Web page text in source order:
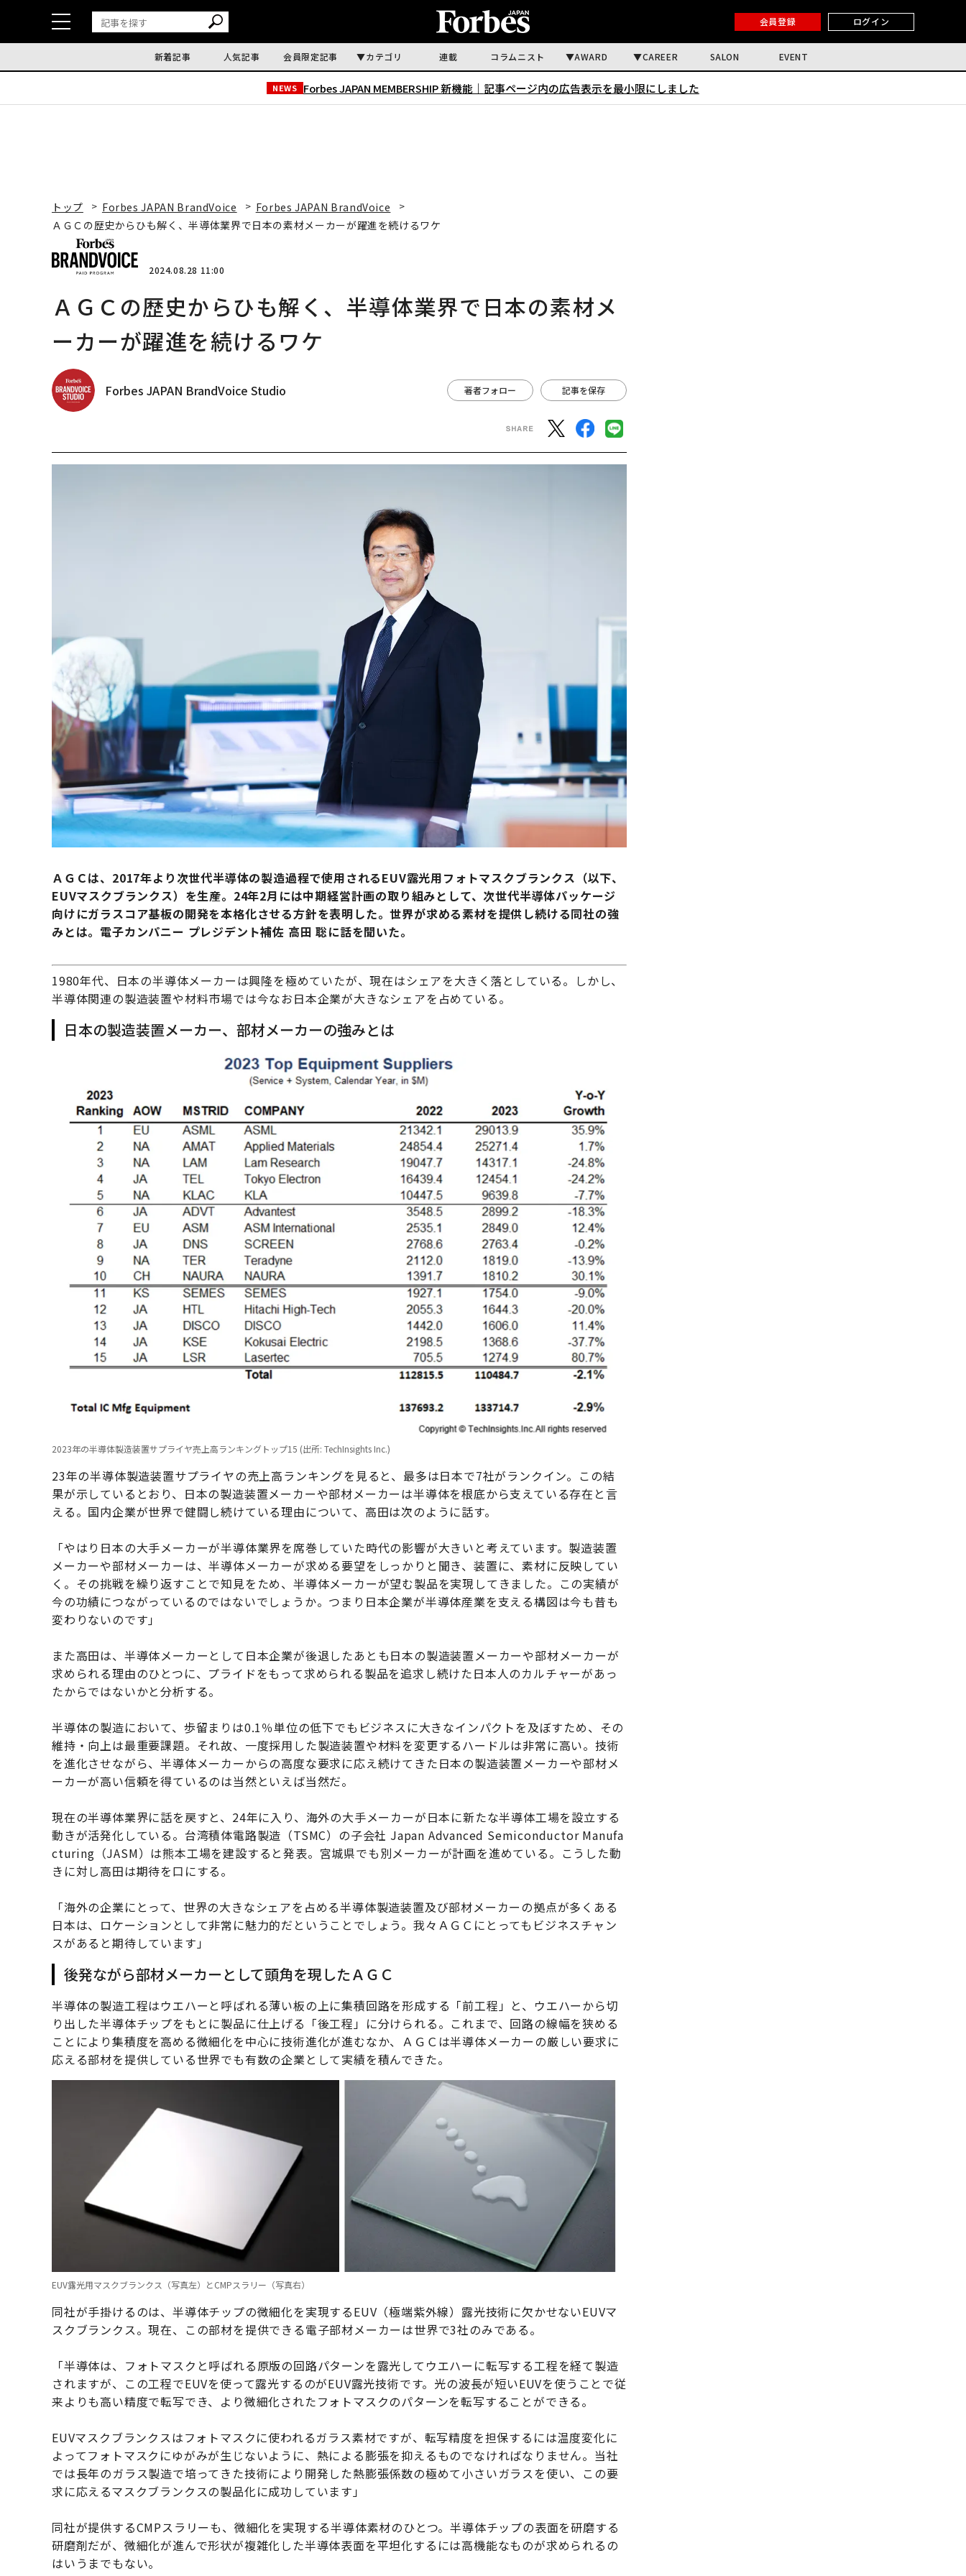
会員登録 ログイン
新着記事 人気記事 会員限定記事 カテゴリ 連載 コラムニスト AWARD CAREER SALON EVENT
NEWS Forbes JAPAN MEMBERSHIP 新機能｜ 記事ページ内の広告表示を最小限にしました
トップ Forbes JAPAN BrandVoice
Forbes JAPAN BrandVoice
ＡＧＣの歴史からひも解く、半導体業界で日本の素材メーカーが躍進を続けるワケ
2024.08.28 11:00
ＡＧＣの歴史からひも解く、半導体業界で日本の素材メ
ーカーが躍進を続けるワケ
Forbes JAPAN BrandVoice Studio 著者フォロー 記事を保存
ＡＧＣは、2017年より次世代半導体の製造過程で使用されるEUV露光用フォトマスクブランクス（以下、
EUVマスクブランクス）を生産。24年2月には中期経営計画の取り組みとして、次世代半導体パッケージ
向けにガラスコア基板の開発を本格化させる方針を表明した。世界が求める素材を提供し続ける同社の強
みとは。電子カンパニー プレジデント補佐 高田 聡に話を聞いた。
1980年代、日本の半導体メーカーは興隆を極めていたが、現在はシェアを大きく落としている。しかし、
半導体関連の製造装置や材料市場では今なお日本企業が大きなシェアを占めている。
日本の製造装置メーカー、部材メーカーの強みとは
2023年の半導体製造装置サプライヤ売上高ランキングトップ15 (出所: TechInsights Inc.)
23年の半導体製造装置サプライヤの売上高ランキングを見ると、最多は日本で7社がランクイン。この結
果が示しているとおり、日本の製造装置メーカーや部材メーカーは半導体を根底から支えている存在と言
える。国内企業が世界で健闘し続けている理由について、高田は次のように話す。
「やはり日本の大手メーカーが半導体業界を席巻していた時代の影響が大きいと考えています。製造装置
メーカーや部材メーカーは、半導体メーカーが求める要望をしっかりと聞き、装置に、素材に反映してい
く。その挑戦を繰り返すことで知見をため、半導体メーカーが望む製品を実現してきました。この実績が
今の功績につながっているのではないでしょうか。つまり日本企業が半導体産業を支える構図は今も昔も
変わりないのです」
また高田は、半導体メーカーとして日本企業が後退したあとも日本の製造装置メーカーや部材メーカーが
求められる理由のひとつに、プライドをもって求められる製品を追求し続けた日本人のカルチャーがあっ
たからではないかと分析する。
半導体の製造において、歩留まりは0.1％単位の低下でもビジネスに大きなインパクトを及ぼすため、その
維持・向上は最重要課題。それ故、一度採用した製造装置や材料を変更するハードルは非常に高い。技術
を進化させながら、半導体メーカーからの高度な要求に応え続けてきた日本の製造装置メーカーや部材メ
ーカーが高い信頼を得ているのは当然といえば当然だ。
現在の半導体業界に話を戻すと、24年に入り、海外の大手メーカーが日本に新たな半導体工場を設立する
動きが活発化している。台湾積体電路製造（TSMC）の子会社 Japan Advanced Semiconductor Manufa
cturing（JASM）は熊本工場を建設すると発表。宮城県でも別メーカーが計画を進めている。こうした動
きに対し高田は期待を口にする。
「海外の企業にとって、世界の大きなシェアを占める半導体製造装置及び部材メーカーの拠点が多くある
日本は、ロケーションとして非常に魅力的だということでしょう。我々ＡＧＣにとってもビジネスチャン
スがあると期待しています」
後発ながら部材メーカーとして頭角を現したＡＧＣ
半導体の製造工程はウエハーと呼ばれる薄い板の上に集積回路を形成する「前工程」と、ウエハーから切
り出した半導体チップをもとに製品に仕上げる「後工程」に分けられる。これまで、回路の線幅を狭める
ことにより集積度を高める微細化を中心に技術進化が進むなか、ＡＧＣは半導体メーカーの厳しい要求に
応える部材を提供している世界でも有数の企業として実績を積んできた。
EUV露光用マスクブランクス（写真左）とCMPスラリー（写真右）
同社が手掛けるのは、半導体チップの微細化を実現するEUV（極端紫外線）露光技術に欠かせないEUVマ
スクブランクス。現在、この部材を提供できる電子部材メーカーは世界で3社のみである。
「半導体は、フォトマスクと呼ばれる原版の回路パターンを露光してウエハーに転写する工程を経て製造
されますが、この工程でEUVを使って露光するのがEUV露光技術です。光の波長が短いEUVを使うことで従
来よりも高い精度で転写でき、より微細化されたフォトマスクのパターンを転写することができる。
EUVマスクブランクスはフォトマスクに使われるガラス素材ですが、転写精度を担保するには温度変化に
よってフォトマスクにゆがみが生じないように、熱による膨張を抑えるものでなければなりません。当社
では長年のガラス製造で培ってきた技術により開発した熱膨張係数の極めて小さいガラスを使い、この要
求に応えるマスクブランクスの製品化に成功しています」
同社が提供するCMPスラリーも、微細化を実現する半導体素材のひとつ。半導体チップの表面を研磨する
研磨剤だが、微細化が進んで形状が複雑化した半導体表面を平坦化するには高機能なものが求められるの
はいうまでもない。